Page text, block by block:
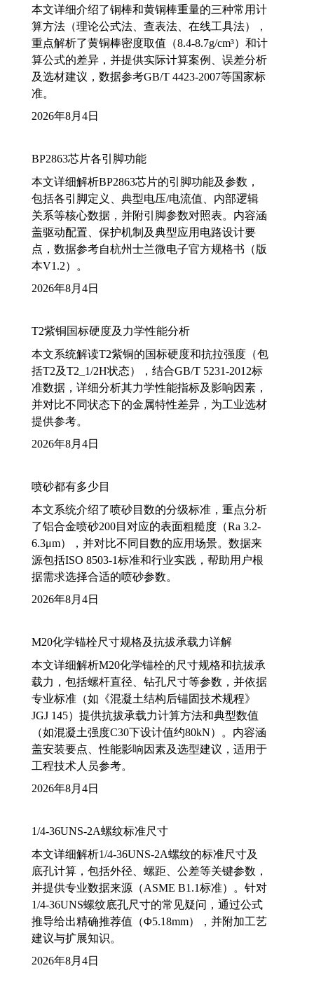
本文详细介绍了铜棒和黄铜棒重量的三种常用计
算方法（理论公式法、查表法、在线工具法），
重点解析了黄铜棒密度取值（8.4-8.7g/cm³）和计
算公式的差异，并提供实际计算案例、误差分析
及选材建议，数据参考GB/T 4423-2007等国家标
准。
2026年8月4日
BP2863芯片各引脚功能
本文详细解析BP2863芯片的引脚功能及参数，
包括各引脚定义、典型电压/电流值、内部逻辑
关系等核心数据，并附引脚参数对照表。内容涵
盖驱动配置、保护机制及典型应用电路设计要
点，数据参考自杭州士兰微电子官方规格书（版
本V1.2）。
2026年8月4日
T2紫铜国标硬度及力学性能分析
本文系统解读T2紫铜的国标硬度和抗拉强度（包
括T2及T2_1/2H状态），结合GB/T 5231-2012标
准数据，详细分析其力学性能指标及影响因素，
并对比不同状态下的金属特性差异，为工业选材
提供参考。
2026年8月4日
喷砂都有多少目
本文系统介绍了喷砂目数的分级标准，重点分析
了铝合金喷砂200目对应的表面粗糙度（Ra 3.2-
6.3μm），并对比不同目数的应用场景。数据来
源包括ISO 8503-1标准和行业实践，帮助用户根
据需求选择合适的喷砂参数。
2026年8月4日
M20化学锚栓尺寸规格及抗拔承载力详解
本文详细解析M20化学锚栓的尺寸规格和抗拔承
载力，包括螺杆直径、钻孔尺寸等参数，并依据
专业标准（如《混凝土结构后锚固技术规程》
JGJ 145）提供抗拔承载力计算方法和典型数值
（如混凝土强度C30下设计值约80kN）。内容涵
盖安装要点、性能影响因素及选型建议，适用于
工程技术人员参考。
2026年8月4日
1/4-36UNS-2A螺纹标准尺寸
本文详细解析1/4-36UNS-2A螺纹的标准尺寸及
底孔计算，包括外径、螺距、公差等关键参数，
并提供专业数据来源（ASME B1.1标准）。针对
1/4-36UNS螺纹底孔尺寸的常见疑问，通过公式
推导给出精确推荐值（Φ5.18mm），并附加工艺
建议与扩展知识。
2026年8月4日